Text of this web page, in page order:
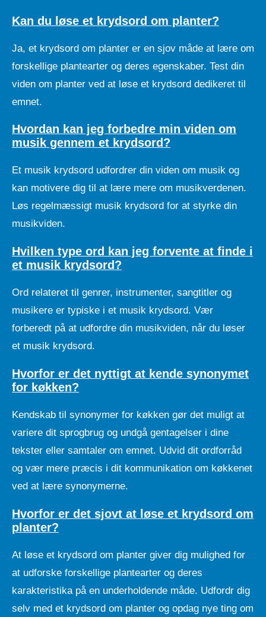
Kan du løse et krydsord om planter?
Ja, et krydsord om planter er en sjov måde at lære om
forskellige plantearter og deres egenskaber. Test din
viden om planter ved at løse et krydsord dedikeret til
emnet.
Hvordan kan jeg forbedre min viden om
musik gennem et krydsord?
Et musik krydsord udfordrer din viden om musik og
kan motivere dig til at lære mere om musikverdenen.
Løs regelmæssigt musik krydsord for at styrke din
musikviden.
Hvilken type ord kan jeg forvente at finde i
et musik krydsord?
Ord relateret til genrer, instrumenter, sangtitler og
musikere er typiske i et musik krydsord. Vær
forberedt på at udfordre din musikviden, når du løser
et musik krydsord.
Hvorfor er det nyttigt at kende synonymet
for køkken?
Kendskab til synonymer for køkken gør det muligt at
variere dit sprogbrug og undgå gentagelser i dine
tekster eller samtaler om emnet. Udvid dit ordforråd
og vær mere præcis i dit kommunikation om køkkenet
ved at lære synonymerne.
Hvorfor er det sjovt at løse et krydsord om
planter?
At løse et krydsord om planter giver dig mulighed for
at udforske forskellige plantearter og deres
karakteristika på en underholdende måde. Udfordr dig
selv med et krydsord om planter og opdag nye ting om